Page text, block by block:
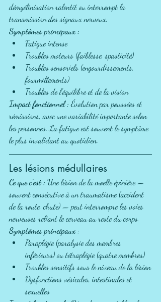
démyélinisation ralentit ou interrompt la
transmission des signaux nerveux.
Symptômes principaux :
Fatigue intense
Troubles moteurs (faiblesse, spasticité)
Troubles sensoriels (engourdissements,
fourmillements)
Troubles de l'équilibre et de la vision
Impact fonctionnel : Évolution par poussées et
rémissions, avec une variabilité importante selon
les personnes. La fatigue est souvent le symptôme
le plus invalidant au quotidien.
Les lésions médullaires
Ce que c'est : Une lésion de la moelle épinière —
souvent consécutive à un traumatisme (accident
de la route, chute) — peut interrompre les voies
nerveuses reliant le cerveau au reste du corps.
Symptômes principaux :
Paraplégie (paralysie des membres
inférieurs) ou tétraplégie (quatre membres)
Troubles sensitifs sous le niveau de la lésion
Dysfonctions vésicales, intestinales et
sexuelles